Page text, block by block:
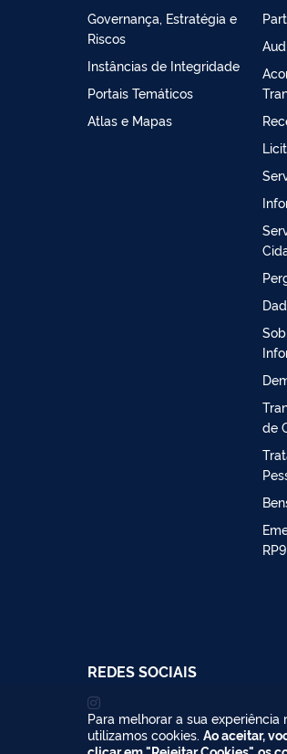
Governança, Estratégia e
Riscos
Instâncias de Integridade
Portais Temáticos
Atlas e Mapas
de
RP9
REDES SOCIAIS
Para melhorar a sua
utilizamos cookies. Ao aceitar,